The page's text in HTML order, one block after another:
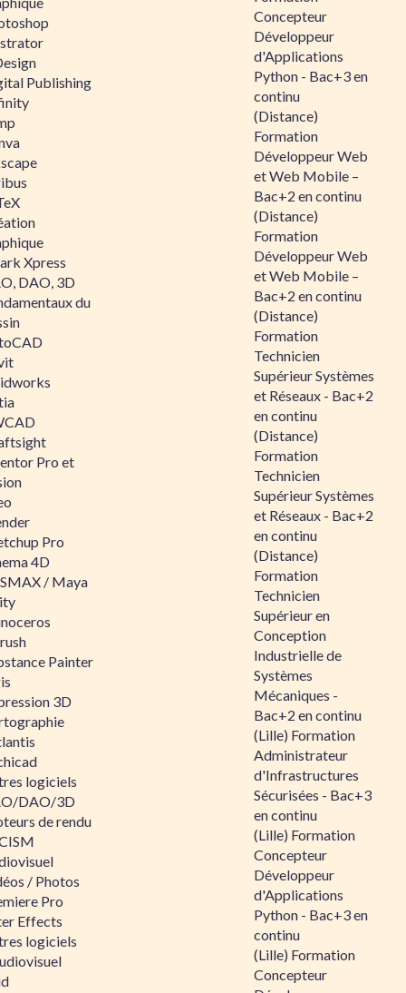
Publishing
Xpress
DAO, 3D
du
Pro et
Pro
4D
/ Maya
Painter
3D
logiciels
DAO/3D
de rendu
/ Photos
Pro
Effects
logiciels
Concepteur
Développeur
d'Applications
Python - Bac+3 en
continu
(Distance)
Formation
Développeur Web
et Web Mobile –
Bac+2 en continu
(Distance)
Formation
Développeur Web
et Web Mobile –
Bac+2 en continu
(Distance)
Formation
Technicien
Supérieur Systèmes
et Réseaux - Bac+2
en continu
(Distance)
Formation
Technicien
Supérieur Systèmes
et Réseaux - Bac+2
en continu
(Distance)
Formation
Technicien
Supérieur en
Conception
Industrielle de
Systèmes
Mécaniques -
Bac+2 en continu
(Lille) Formation
Administrateur
d'Infrastructures
Sécurisées - Bac+3
en continu
(Lille) Formation
Concepteur
Développeur
d'Applications
Python - Bac+3 en
continu
(Lille) Formation
Concepteur